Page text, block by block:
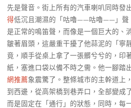
先是聲音。街上所有的汽車喇叭同時發
得低沉且潮濕的「咕嚕——咕嚕——」聲
是正常的鳴笛聲，而像是一個巨大的、
皺著眉頭，這嚴重干擾了他蒜泥的「寧
竟，順手從桌上拿了一張髒兮兮的，印
紙，塞進口袋以備不時之需。他一腳踏
網推薦象震驚了。整條城市的主幹道上
到西邊，從高架橋到巷弄口，全部變成
而是固定在「通行」的狀態，同時，每